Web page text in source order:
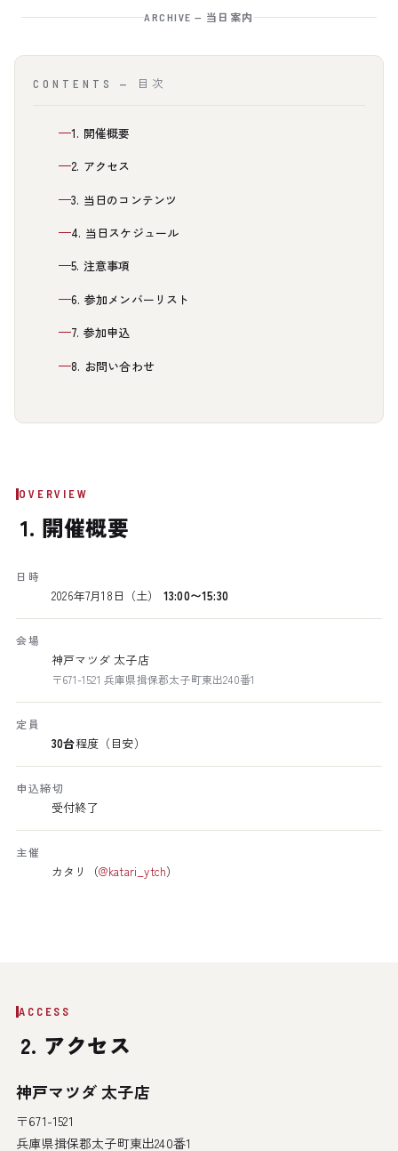
ARCHIVE — 当日案内
CONTENTS — 目次
1. 開催概要
2. アクセス
3. 当日のコンテンツ
4. 当日スケジュール
5. 注意事項
6. 参加メンバーリスト
7. 参加申込
8. お問い合わせ
OVERVIEW
1. 開催概要
日時
2026年7月18日（土） 13:00〜15:30
会場
神戸マツダ 太子店
〒671-1521 兵庫県揖保郡太子町東出240番1
定員
30台程度（目安）
申込締切
受付終了
主催
カタリ（@katari_ytch）
ACCESS
2. アクセス
神戸マツダ 太子店
〒671-1521
兵庫県揖保郡太子町東出240番1